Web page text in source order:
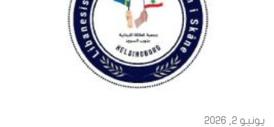
يونيو 2, 2026